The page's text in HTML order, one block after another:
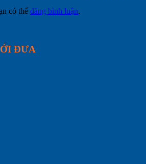
có thể đăng bình luận.
ĐƯA